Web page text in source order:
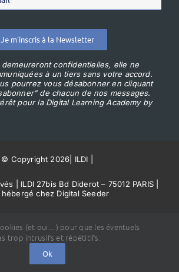
Je m'inscris à la Newsletter
demeureront confidentielles, elle ne
à un tiers sans votre accord.
pourrez vous désabonner en cliquant
de chacun de nos messages.
pour la Digital Learning Academy by
© Copyright 2026 ILDI
| ILDI 27bis Bd Diderot – 75012 PARIS |
hébergé chez Digital Seeder
(et oui…) pour que les éventuels
trop intrusifs et répétitifs.
Ok